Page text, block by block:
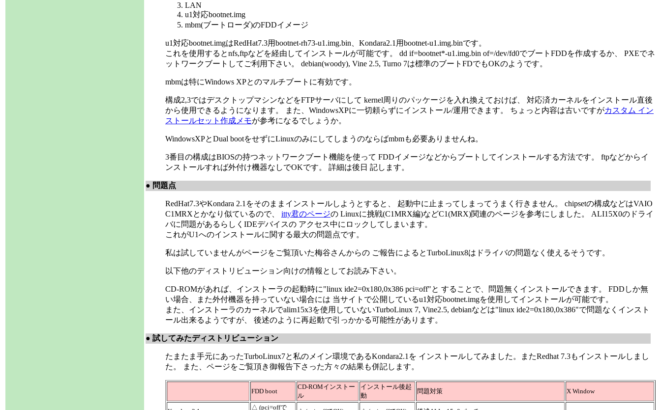
LAN
u1対応bootnet.img
mbm(ブートローダ)のFDDイメージ
u1対応bootnet.imgはRedHat7.3用bootnet-rh73-u1.img.bin、Kondara2.1用bootnet-u1.img.binです。
これを使用するとnfs,ftpなどを経由してインストールが可能です。 dd if=bootnet*-u1.img.bin of=/dev/fd0でブートFDDを作成するか、 PXEでネ
ットワークブートしてご利用下さい。 debian(woody), Vine 2.5, Turno 7は標準のブートFDでもOKのようです。
mbmは特にWindows XPとのマルチブートに有効です。
構成2,3ではデスクトップマシンなどをFTPサーバにして kernel周りのパッケージを入れ換えておけば、 対応済カーネルをインストール直後
から使用できるようになります。 また、WindowsXPに一切頼らずにインストール/運用できます。 ちょっと内容は古いですがカスタム イン
ストールセット作成メモが参考になるでしょうか。
WindowsXPとDual bootをせずにLinuxのみにしてしまうのならばmbmも必要ありませんね。
3番目の構成はBIOSの持つネットワークブート機能を使って FDDイメージなどからブートしてインストールする方法です。 ftpなどからイ
ンストールすれば外付け機器なしでOKです。 詳細は後日 記します。
● 問題点
RedHat7.3やKondara 2.1をそのままインストールしようとすると、 起動中に止まってしまってうまく行きません。 chipsetの構成などはVAIO
C1MRXとかなり似ているので、 itty君のページの Linuxに挑戦(C1MRX編)などC1(MRX)関連のページを参考にしました。 ALI15X0のドライ
バに問題があるらしくIDEデバイスの アクセス中にロックしてしまいます。
これがU1へのインストールに関する最大の問題点です。
私は試していませんがページをご覧頂いた梅谷さんからの ご報告によるとTurboLinux8はドライバの問題なく使えるそうです。
以下他のディストリビューション向けの情報としてお読み下さい。
CD-ROMがあれば、インストーラの起動時に"linux ide2=0x180,0x386 pci=off"と することで、問題無くインストールできます。 FDDしか無
い場合、また外付機器を持っていない場合には 当サイトで公開しているu1対応bootnet.imgを使用してインストールが可能です。
また、インストーラのカーネルでalim15x3を使用していないTurboLinux 7, Vine2.5, debianなどは"linux ide2=0x180,0x386"で問題なくインスト
ール出来るようですが、 後述のように再起動で引っかかる可能性があります。
● 試してみたディストリビューション
たまたま手元にあったTurboLinux7と私のメイン環境であるKondara2.1を インストールしてみました。またRedhat 7.3もインストールしまし
た。 また、ページをご覧頂き御報告下さった方々の結果も併記します。
FDD boot
CD-ROMインストー
ル
インストール後起
動
問題対策 X Window
△ (pci=offで